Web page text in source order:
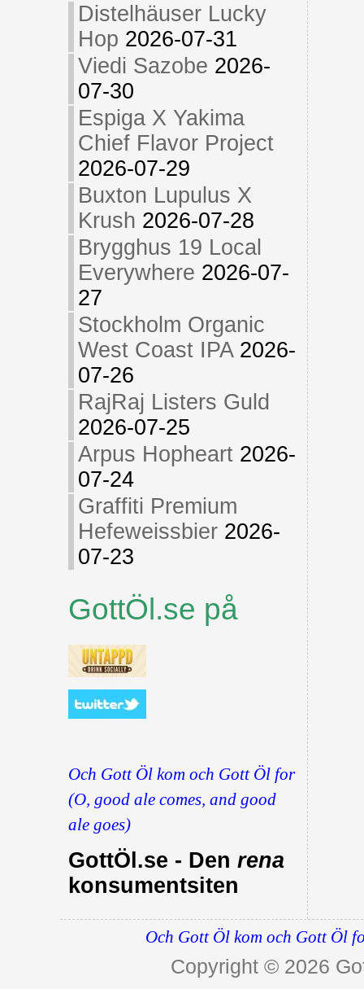
Distelhäuser Lucky
Hop 2026-07-31
Viedi Sazobe 2026-
07-30
Espiga X Yakima
Chief Flavor Project
2026-07-29
Buxton Lupulus X
Krush 2026-07-28
Brygghus 19 Local
Everywhere 2026-07-
27
Stockholm Organic
West Coast IPA 2026-
07-26
RajRaj Listers Guld
2026-07-25
Arpus Hopheart 2026-
07-24
Graffiti Premium
Hefeweissbier 2026-
07-23
GottÖl.se på
Och Gott Öl kom och Gott Öl for
(O, good ale comes, and good
ale goes)
GottÖl.se - Den rena
konsumentsiten
Och Gott Öl kom och Gott Öl
Copyright © 2026